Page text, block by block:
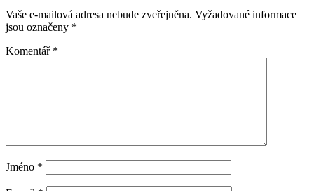
Vaše e-mailová adresa nebude zveřejněna. Vyžadované informace
jsou označeny *
Komentář *
Jméno *